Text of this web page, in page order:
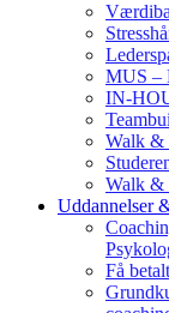
MUS –
IN-
Walk &
Walk &
Uddannelser
Få